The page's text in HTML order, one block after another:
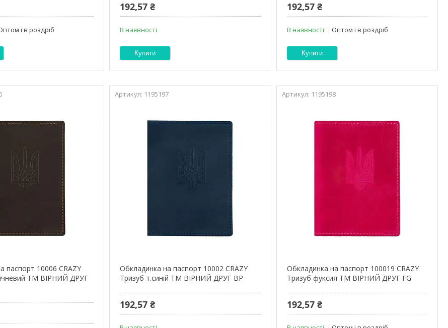
і в роздріб
192,57 ₴
В наявності
Купити
192,57 ₴
В наявності Оптом і в роздріб
Купити
паспорт 10006 CRAZY
ТМ ВІРНИЙ ДРУГ
1195197
Обкладинка на паспорт 10002 CRAZY
Тризуб т.синій ТМ ВІРНИЙ ДРУГ BP
192,57 ₴
1195198
Обкладинка на паспорт 100019 CRAZY
Тризуб фуксия ТМ ВІРНИЙ ДРУГ FG
192,57 ₴